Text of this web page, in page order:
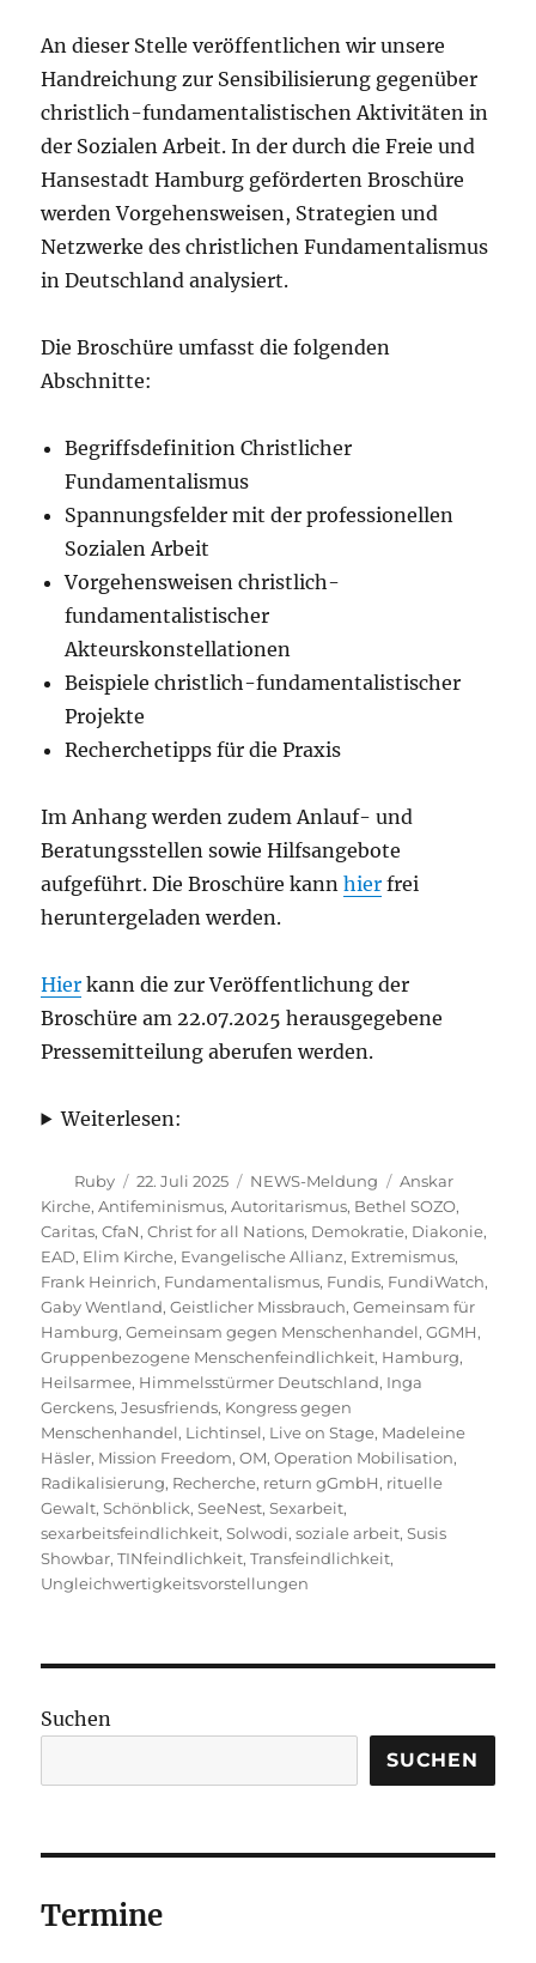
An dieser Stelle veröffentlichen wir unsere
Handreichung zur Sensibilisierung gegenüber
christlich-fundamentalistischen Aktivitäten in
der Sozialen Arbeit. In der durch die Freie und
Hansestadt Hamburg geförderten Broschüre
werden Vorgehensweisen, Strategien und
Netzwerke des christlichen Fundamentalismus
in Deutschland analysiert.
Die Broschüre umfasst die folgenden
Abschnitte:
Begriffsdefinition Christlicher
Fundamentalismus
Spannungsfelder mit der professionellen
Sozialen Arbeit
Vorgehensweisen christlich-
fundamentalistischer
Akteurskonstellationen
Beispiele christlich-fundamentalistischer
Projekte
Recherchetipps für die Praxis
Im Anhang werden zudem Anlauf- und
Beratungsstellen sowie Hilfsangebote
aufgeführt. Die Broschüre kannhier frei
heruntergeladen werden.
Hier kann die zur Veröffentlichung der
Broschüre am 22.07.2025 herausgegebene
Pressemitteilung aberufen werden.
Weiterlesen:
Autor
Ruby
Veröffentlicht
am
22. Juli 2025 Kategorien
NEWS-Meldung Schlagwörter
Anskar
Kirche,Antifeminismus,Autoritarismus, Bethel SOZO,
Caritas,CfaN,Christ for all Nations, Demokratie, Diakonie,
EAD, Elim Kirche, Evangelische Allianz, Extremismus,
Frank Heinrich, Fundamentalismus, Fundis, FundiWatch,
Gaby Wentland,Geistlicher Missbrauch,Gemeinsam für
Hamburg,Gemeinsam gegen Menschenhandel,GGMH,
Gruppenbezogene Menschenfeindlichkeit, Hamburg,
Heilsarmee, Himmelsstürmer Deutschland, Inga
Gerckens,Jesusfriends, Kongress gegen
Menschenhandel, Lichtinsel, Live on Stage, Madeleine
Häsler, Mission Freedom,OM,Operation Mobilisation,
Radikalisierung, Recherche, return gGmbH, rituelle
Gewalt,Schönblick,SeeNest,Sexarbeit,
sexarbeitsfeindlichkeit,Solwodi,soziale arbeit,Susis
Showbar,TINfeindlichkeit,Transfeindlichkeit,
Ungleichwertigkeitsvorstellungen
Suchen
SUCHEN
Termine